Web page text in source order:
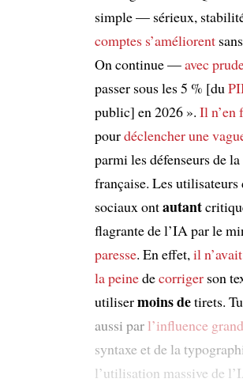
simple — sérieux,
comptes s’améliorent
On continue —avec
passer sous les 5 % [du
public] en 2026 ». Il n’en
pourdéclencherune
parmi les défenseurs de
française. Les utilisateurs
sociaux ontautant
flagrante de l’IA par le
paresse. En effet, il
la peinedecorrigerson
utilisermoins detirets.
aussi par l’influence
syntaxe et de la
l’utilisation massive de